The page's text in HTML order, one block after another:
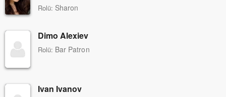
Rolü: Sharon
Dimo Alexiev
Rolü: Bar Patron
Ivan Ivanov